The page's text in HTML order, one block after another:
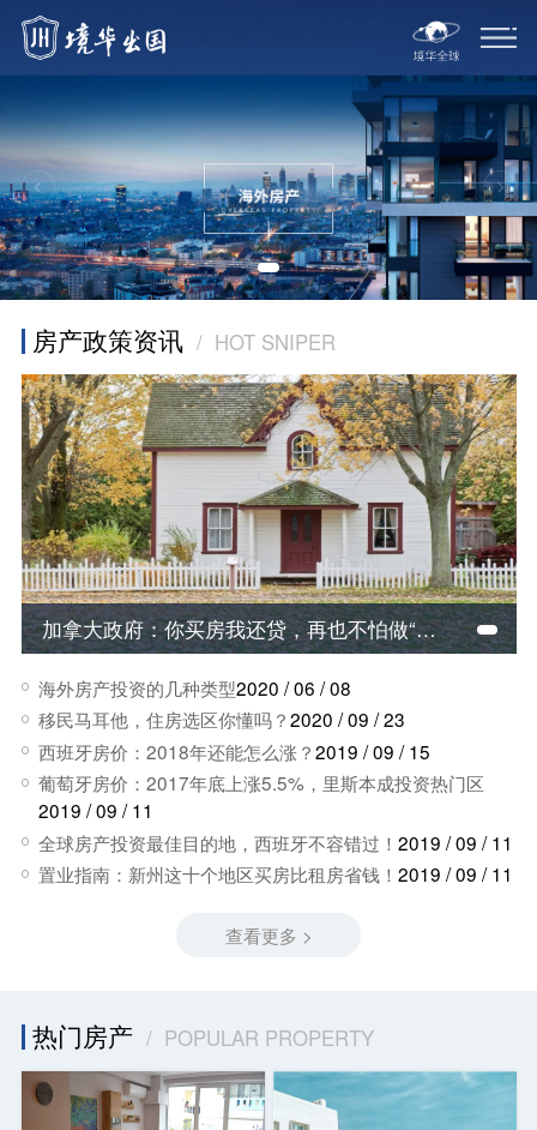
房产政策资讯 / HOT SNIPER
加拿大政府：你买房我还贷，再也不怕做“房奴”啦！
海外房产投资的几种类型2020 / 06 / 08
移民马耳他，住房选区你懂吗？2020 / 09 / 23
西班牙房价：2018年还能怎么涨？2019 / 09 / 15
葡萄牙房价：2017年底上涨5.5%，里斯本成投资热门区
2019 / 09 / 11
全球房产投资最佳目的地，西班牙不容错过！ 2019 / 09 / 11
置业指南：新州这十个地区买房比租房省钱！ 2019 / 09 / 11
查看更多 >
热门房产 / POPULAR PROPERTY